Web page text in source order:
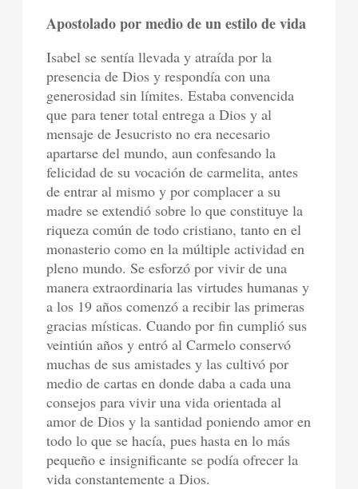
Apostolado por medio de un estilo de vida
Isabel se sentía llevada y atraída por la
presencia de Dios y respondía con una
generosidad sin límites. Estaba convencida
que para tener total entrega a Dios y al
mensaje de Jesucristo no era necesario
apartarse del mundo, aun confesando la
felicidad de su vocación de carmelita, antes
de entrar al mismo y por complacer a su
madre se extendió sobre lo que constituye la
riqueza común de todo cristiano, tanto en el
monasterio como en la múltiple actividad en
pleno mundo. Se esforzó por vivir de una
manera extraordinaria las virtudes humanas y
a los 19 años comenzó a recibir las primeras
gracias místicas. Cuando por fin cumplió sus
veintiún años y entró al Carmelo conservó
muchas de sus amistades y las cultivó por
medio de cartas en donde daba a cada una
consejos para vivir una vida orientada al
amor de Dios y la santidad poniendo amor en
todo lo que se hacía, pues hasta en lo más
pequeño e insignificante se podía ofrecer la
vida constantemente a Dios.